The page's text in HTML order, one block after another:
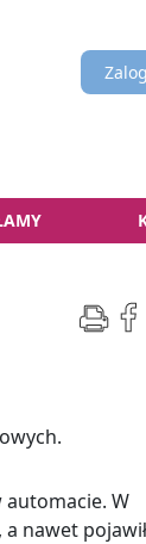
automacie. W
nawet